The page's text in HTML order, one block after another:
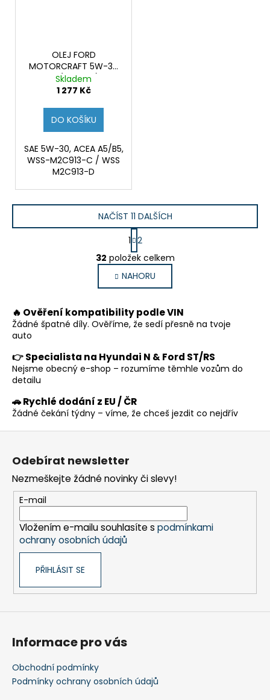
OLEJ FORD
MOTORCRAFT 5W-30
5L (Originál)
Skladem
1 277 Kč
DO KOŠÍKU
SAE 5W-30, ACEA A5/B5,
WSS-M2C913-C / WSS
M2C913-D
O
v
l
á
a
c
p
r
k
y
s
u
NAČÍST 11 DALŠÍCH
S
t
r
á
n
k
v
á
1 2
32 položek celkem
NAHORU
🔥 Ověření kompatibility podle VIN
Žádné špatné díly. Ověříme, že sedí přesně na tvoje
auto
👉 Specialista na Hyundai N & Ford ST/RS
Nejsme obecný e-shop – rozumíme těmhle vozům do
detailu
🚗 Rychlé dodání z EU / ČR
Žádné čekání týdny – víme, že chceš jezdit co nejdřív
Z
Odebírat newsletter
Nezmeškejte žádné novinky či slevy!
E-mail
Vložením e-mailu souhlasíte s podmínkami
ochrany osobních údajů
PŘIHLÁSIT SE
Informace pro vás
Obchodní podmínky
Podmínky ochrany osobních údajů